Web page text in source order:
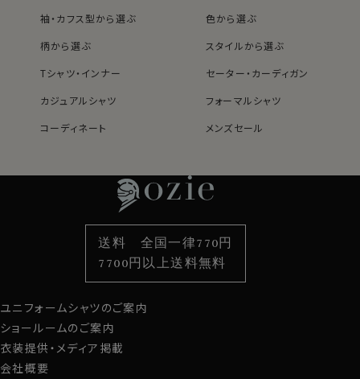
40912袖・カフス型から選ぶ
色から選ぶ
柄から選ぶ
スタイルから選ぶ
Tシャツ・インナー
セーター・カーディガン
カジュアルシャツ
フォーマルシャツ
コーディネート
メンズセール
袖・カフス型から選ぶ
色から選ぶ
柄から選ぶ
スタイルから選ぶ
カジュアルシャツ
定番シャツ
カフスボタン
サスペンダー
財布・名刺入れ
バッグ
ストール・マフラー
グローブ
ユニフォームシャツのご案内
ショールームのご案内
衣装提供・メディア掲載
会社概要
送料 全国一律770円
7700円以上送料無料